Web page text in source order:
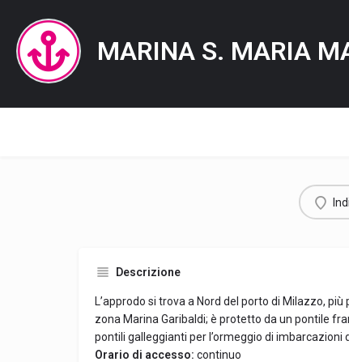
MARINA S. MARIA
Descrizione
L’approdo si trova a Nord del porto di Milazzo,
zona Marina Garibaldi; è protetto da un pontile
pontili galleggianti per l’ormeggio di imbarcazioni
Orario di accesso: continuo